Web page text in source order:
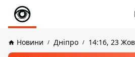
Новини Дніпро 14:16, 23